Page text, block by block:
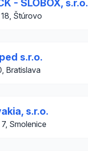
- SLOBOX, s.r.o.
Štúrovo
s.r.o.
Bratislava
s.r.o.
Smolenice